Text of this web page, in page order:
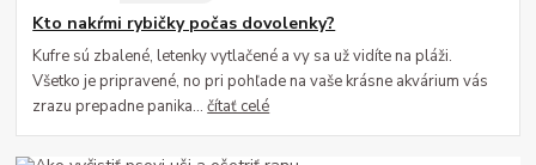
Kto nakŕmi rybičky počas dovolenky?
Kufre sú zbalené, letenky vytlačené a vy sa už vidíte na pláži.
Všetko je pripravené, no pri pohľade na vaše krásne akvárium vás
zrazu prepadne panika...čítať celé